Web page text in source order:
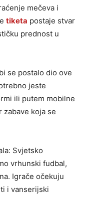
mečeva i
tiketa postaje stvar
prednost u
se postalo dio ove
jeste
ili putem mobilne
zabave koja se
Svjetsko
vrhunski fudbal,
Igrače očekuju
i vanserijski